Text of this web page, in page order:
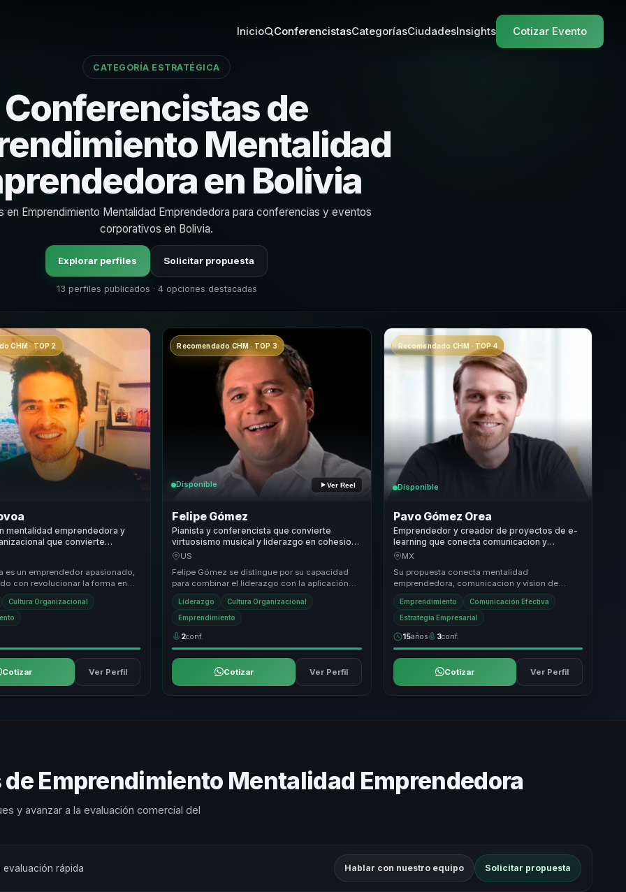
Inicio ConferencistasCategoríasCiudadesInsights Cotizar Evento
CATEGORÍA ESTRATÉGICA
Conferencistas de
Mentalidad
en Bolivia
en Emprendimiento Mentalidad Emprendedora para conferencias y eventos
corporativos en Bolivia.
Explorar perfiles Solicitar propuesta
13 perfiles publicados · 4 opciones destacadas
CHM · TOP 2
mentalidad emprendedora y
que convierte
en resiliencia,
es un emprendedor apasionado,
con revolucionar la forma en
abordan el negocio y el
Cultura Organizacional
Cotizar Ver Perfil
Recomendado CHM · TOP 3
Disponible Ver Reel
Felipe Gómez
Pianista y conferencista que convierte
virtuosismo musical y liderazgo en cohesion
y alto desempeno para lideres y equipos.
US
Felipe Gómez se distingue por su capacidad
para combinar el liderazgo con la aplicación
práctica de metodologías innovadoras que
transfor...
Liderazgo Cultura Organizacional
Emprendimiento
2conf.
Cotizar Ver Perfil
Recomendado CHM · TOP 4
Disponible
Pavo Gómez Orea
Emprendedor y creador de proyectos de e-
learning que conecta comunicacion y
marketing digital con claridad para
MX
Su propuesta conecta mentalidad
emprendedora, comunicacion y vision de
negocio para que crecimiento deje de ser una
aspiracion abstracta....
Emprendimiento Comunicación Efectiva
Estrategia Empresarial
15años 3conf.
Cotizar Ver Perfil
Emprendimiento Mentalidad Emprendedora
y avanzar a la evaluación comercial del
evaluación rápida Hablar con nuestro equipo Solicitar propuesta